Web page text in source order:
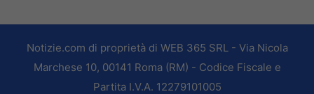
Notizie.com di proprietà di WEB 365 SRL - Via Nicola
Marchese 10, 00141 Roma (RM) - Codice Fiscale e
Partita I.V.A. 12279101005